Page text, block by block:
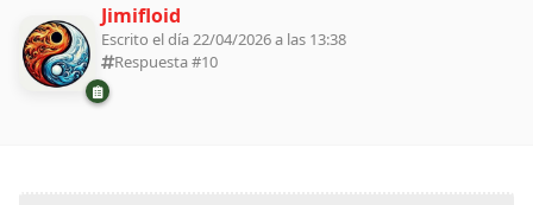
Jimifloid
Escrito el día 22/04/2026 a las 13:38
Respuesta #10